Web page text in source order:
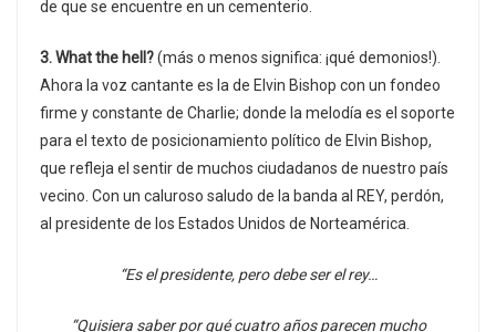
de que se encuentre en un cementerio.
3. What the hell?(más o menos significa: ¡qué demonios!).
Ahora la voz cantante es la de Elvin Bishop con un fondeo
firme y constante de Charlie; donde la melodía es el soporte
para el texto de posicionamiento político de Elvin Bishop,
que refleja el sentir de muchos ciudadanos de nuestro país
vecino. Con un caluroso saludo de la banda al REY, perdón,
al presidente de los Estados Unidos de Norteamérica.
“Es el presidente, pero debe ser el rey…
“Quisiera saber por qué cuatro años parecen mucho